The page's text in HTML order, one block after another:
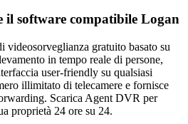
il software compatibile Logan
gratuito basato su
in tempo reale di persone,
user-friendly su qualsiasi
illimitato di telecamere e fornisce
Scarica Agent DVR per
proprietà 24 ore su 24.